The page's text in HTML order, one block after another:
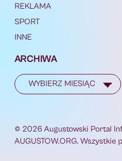
REKLAMA
SPORT
INNE
ARCHIWA
© 2026 Augustowski Portal
AUGUSTOW.ORG. Wszystkie